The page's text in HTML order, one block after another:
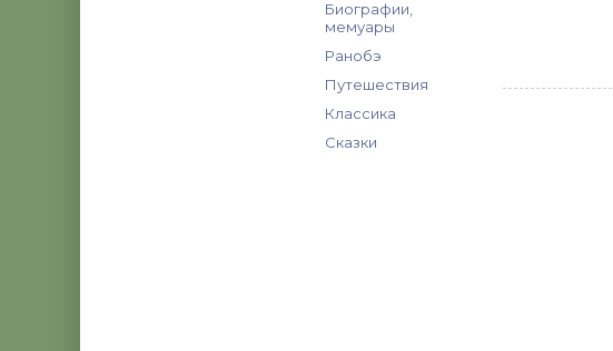
Биографии,
мемуары
Ранобэ
Путешествия
Классика
Сказки